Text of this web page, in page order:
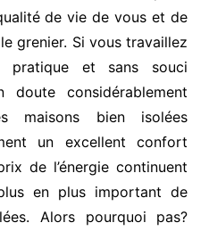
de vie de vous et de
grenier. Si vous travaillez
pratique et sans souci
doute considérablement
maisons bien isolées
un excellent confort
de l’énergie continuent
en plus important de
Alors pourquoi pas?